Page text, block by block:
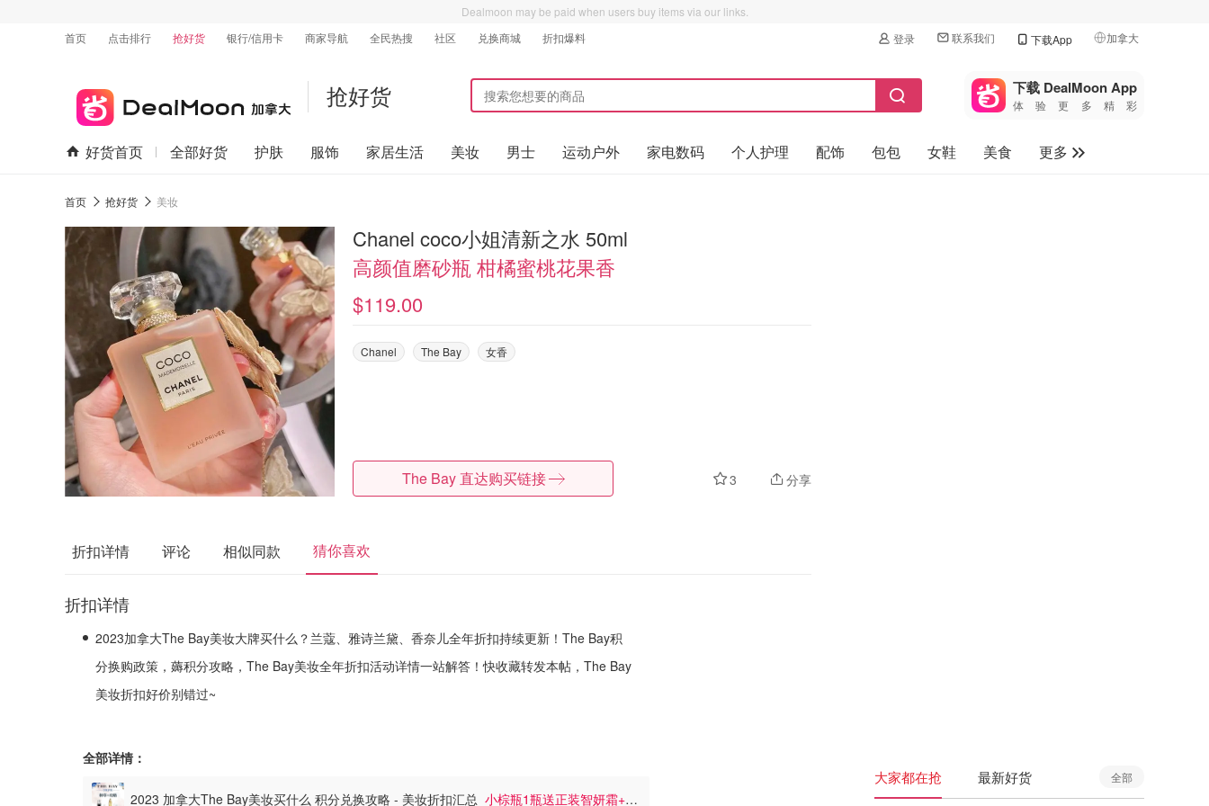
Dealmoon may be paid when users buy items via our links.
首页
点击排行 抢好货 银行/信用卡 商家导航 全民热搜 社区 兑换商城 折扣爆料 登录 联系我们 下载App 加拿大
🇺🇸
美国
🇨🇳中国
🇨🇦加拿大
抢好货 下载 DealMoon App
体验更多精彩
好货首页 全部好货 护肤 服饰 家居生活 美妆 男士 运动户外 家电数码 个人护理 配饰 包包 女鞋 美食
更多
首页 抢好货 美妆
Chanel coco小姐清新之水 50ml
高颜值磨砂瓶 柑橘蜜桃花果香
$119.00
Chanel The Bay 女香
3 分享
The Bay 直达购买链接
折扣详情 评论 相似同款 猜你喜欢
折扣详情
2023加拿大The Bay美妆大牌买什么？兰蔻、雅诗兰黛、香奈儿全年折扣持续更新！The Bay积
分换购政策，薅积分攻略，The Bay美妆全年折扣活动详情一站解答！快收藏转发本帖，The Bay
美妆折扣好价别错过~
全部详情：
2023 加拿大The Bay美妆买什么 积分兑换攻略 - 美妆折扣汇总 小棕瓶1瓶送正装智妍霜+6
大家都在抢 最新好货 全部